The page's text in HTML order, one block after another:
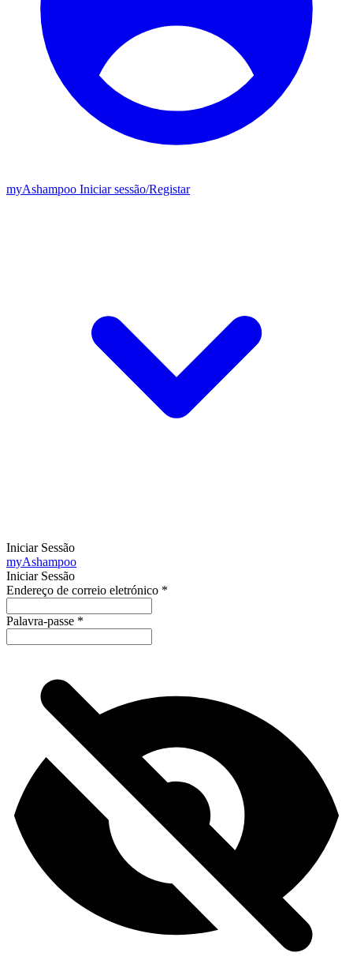
myAshampoo Iniciar sessão/Registar
Iniciar Sessão
myAshampoo
Iniciar Sessão
Endereço de correio eletrónico *
Palavra-passe *